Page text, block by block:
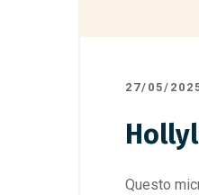
27/05/
Questo